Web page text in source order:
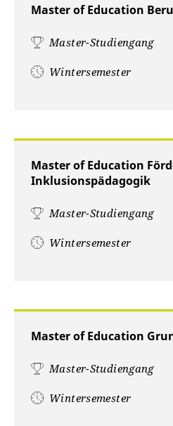
Master of Education
Master-Studiengang
Wintersemester
Master of Education
Inklusionspädagogik
Master-Studiengang
Wintersemester
Master of Education
Master-Studiengang
Wintersemester